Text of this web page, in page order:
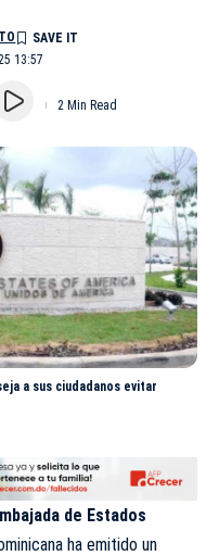
13:57
2 Min Read
a sus ciudadanos evitar
de Estados
ha emitido un